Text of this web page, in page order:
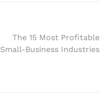
The 15 Most Profitable
Small-Business Industries